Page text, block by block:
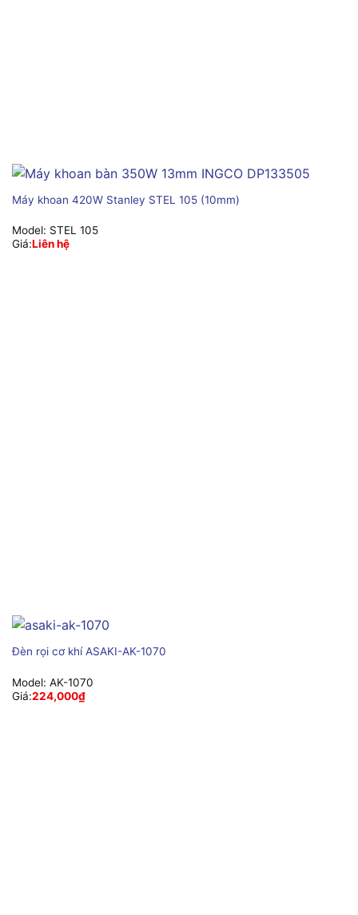
Máy khoan 420W Stanley STEL 105 (10mm)
Model: STEL 105
Giá:Liên hệ
Đèn rọi cơ khí ASAKI-AK-1070
Model: AK-1070
Giá:224,000₫